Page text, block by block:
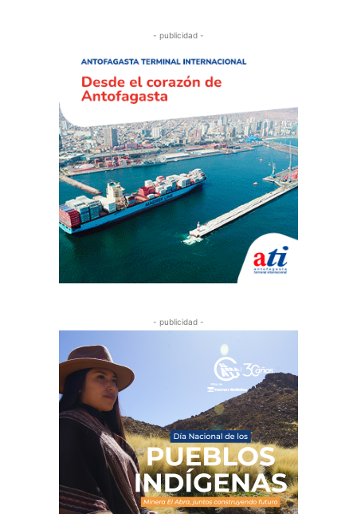
- publicidad -
- publicidad -